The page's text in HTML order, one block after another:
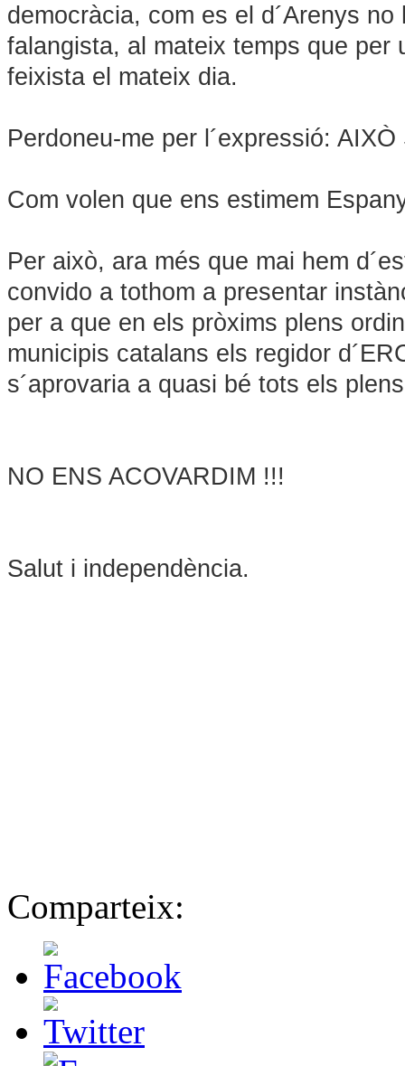
democràcia, com es el d´Arenys
falangista, al mateix temps que per
feixista el mateix dia.
Perdoneu-me per l´expressió:
Com volen que ens estimem
Per això, ara més que mai hem
convido a tothom a presentar
per a que en els pròxims plens
municipis catalans els regidor
s´aprovaria a quasi bé tots els
NO ENS ACOVARDIM !!!
Salut i independència.
Comparteix: